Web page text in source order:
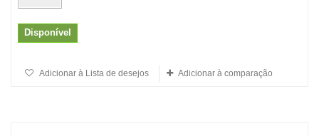
Disponível
Adicionar à Lista de desejos Adicionar à comparação